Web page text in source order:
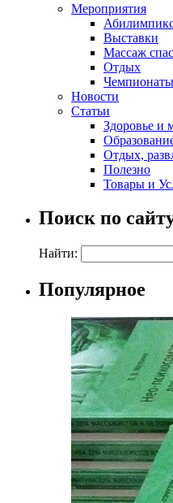
Мероприятия
Выставки
Массаж
Отдых
Чемпионаты
Новости
Статьи
Здоровье и
Отдых,
Полезно
Товары и
Поиск по
Найти:
Популярное